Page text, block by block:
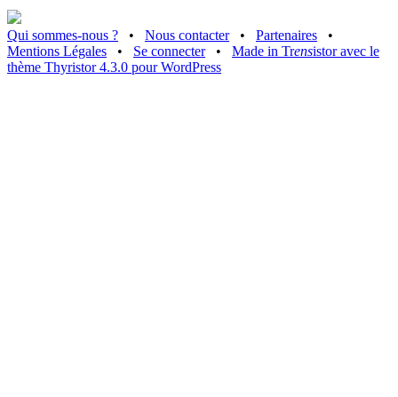
Qui sommes-nous ? • Nous contacter • Partenaires
•
Mentions Légales
• Se connecter • Made in Trensistor avec le
thème Thyristor 4.3.0 pour WordPress